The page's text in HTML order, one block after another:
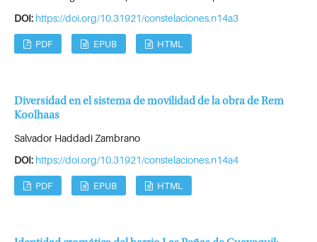
DOI: https://doi.org/10.31921/constelaciones.n14a3
PDF EPUB HTML
Diversidad en el sistema de movilidad de la obra de Rem
Koolhaas
Salvador Haddadi Zambrano
DOI: https://doi.org/10.31921/constelaciones.n14a4
PDF EPUB HTML